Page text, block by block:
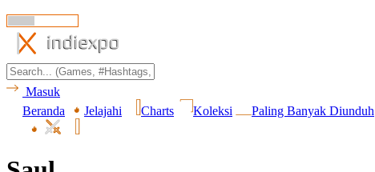
Masuk
Beranda
Jelajahi Charts Koleksi Paling Banyak Diunduh